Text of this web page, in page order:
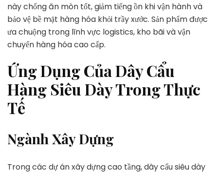
này chống ăn mòn tốt, giảm tiếng ồn khi vận hành và
bảo vệ bề mặt hàng hóa khỏi trầy xước. Sản phẩm được
ưa chuộng trong lĩnh vực logistics, kho bãi và vận
chuyển hàng hóa cao cấp.
Ứng Dụng Của Dây Cẩu
Hàng Siêu Dày Trong Thực
Tế
Ngành Xây Dựng
Trong các dự án xây dựng cao tầng, dây cẩu siêu dày